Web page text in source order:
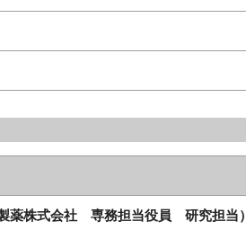
薬株式会社 専務担当役員 研究担当）